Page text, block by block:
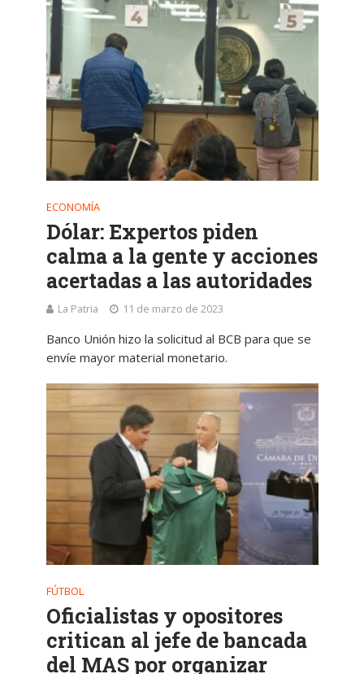
ECONOMÍA
Dólar: Expertos piden
calma a la gente y acciones
acertadas a las autoridades
La Patria 11 de marzo de 2023
Banco Unión hizo la solicitud al BCB para que se
envíe mayor material monetario.
FÚTBOL
Oficialistas y opositores
critican al jefe de bancada
del MAS por organizar